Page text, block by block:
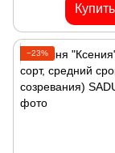
Купить
−23%